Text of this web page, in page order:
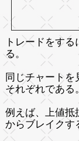
トレードをす
る。
同じチャートを
それぞれである。
例えば、上値抵
からブレイクす